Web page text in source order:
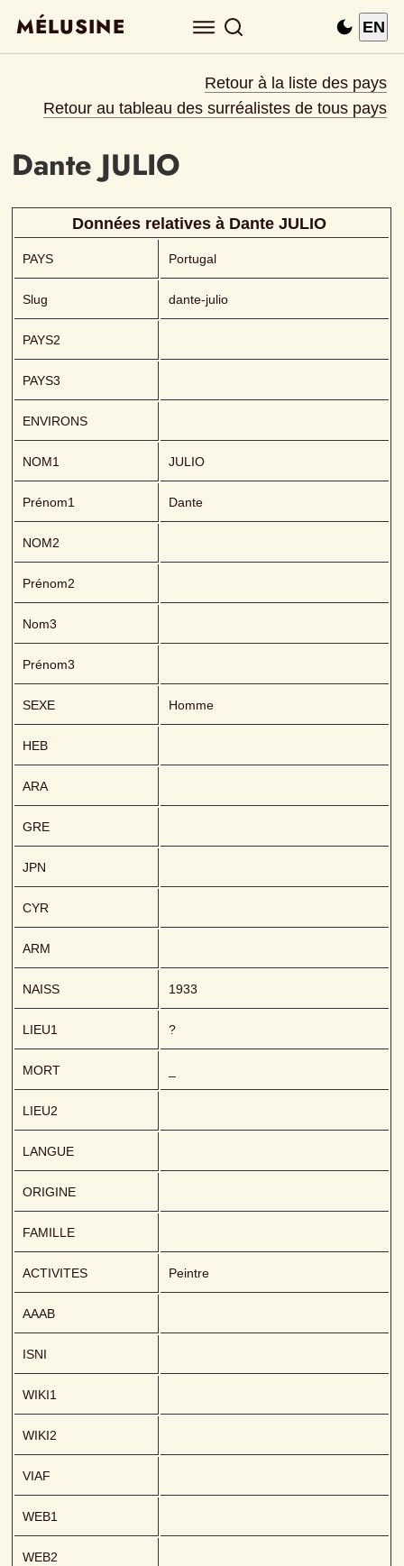
MÉLUSINE EN
Retour à la liste des pays
Retour au tableau des surréalistes de tous pays
Dante JULIO
Données relatives à Dante JULIO
PAYS Portugal
Slug dante-julio
PAYS2
PAYS3
ENVIRONS
NOM1 JULIO
Prénom1 Dante
NOM2
Prénom2
Nom3
Prénom3
SEXE Homme
HEB
ARA
GRE
JPN
CYR
ARM
NAISS 1933
LIEU1 ?
MORT
LIEU2
LANGUE
ORIGINE
FAMILLE
ACTIVITES Peintre
AAAB
ISNI
WIKI1
WIKI2
VIAF
WEB1
WEB2